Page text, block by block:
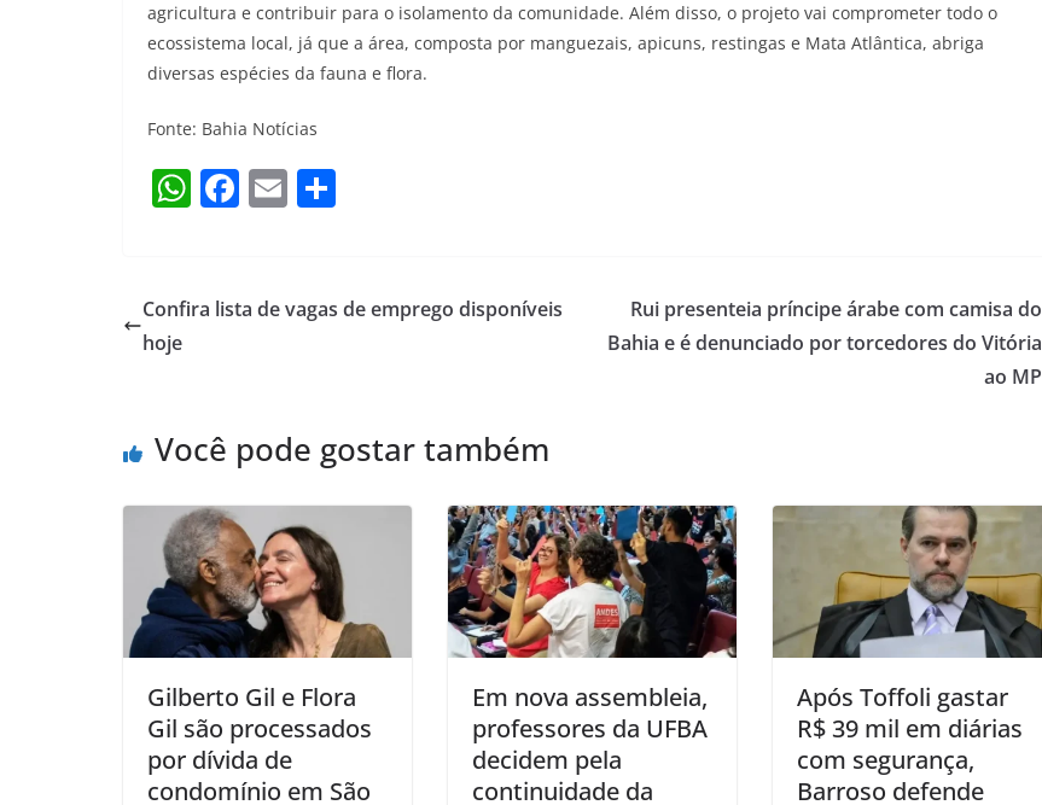
agricultura e contribuir para o isolamento da comunidade. Além disso, o projeto vai comprometer todo o
ecossistema local, já que a área, composta por manguezais, apicuns, restingas e Mata Atlântica, abriga
diversas espécies da fauna e flora.
Fonte: Bahia Notícias
W
s
F
e
k
E
l e
Confira lista de vagas de emprego disponíveis
hoje
Rui presenteia príncipe árabe com camisa do
Bahia e é denunciado por torcedores do Vitória
ao MP
Você pode gostar também
Gilberto Gil e Flora
Gil são processados
por dívida de
condomínio em São
Em nova assembleia,
professores da UFBA
decidem pela
continuidade da
Após Toffoli gastar
R$ 39 mil em diárias
com segurança,
Barroso defende